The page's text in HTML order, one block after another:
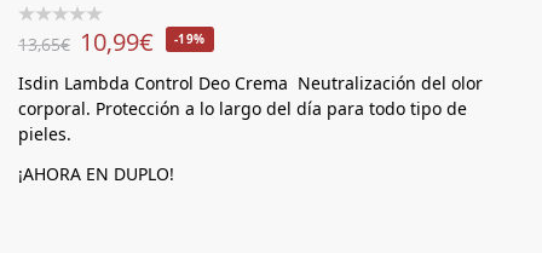
13,65€ 10,99€ -19%
Isdin Lambda Control Deo Crema Neutralización del olor
corporal. Protección a lo largo del día para todo tipo de
pieles.
¡AHORA EN DUPLO!